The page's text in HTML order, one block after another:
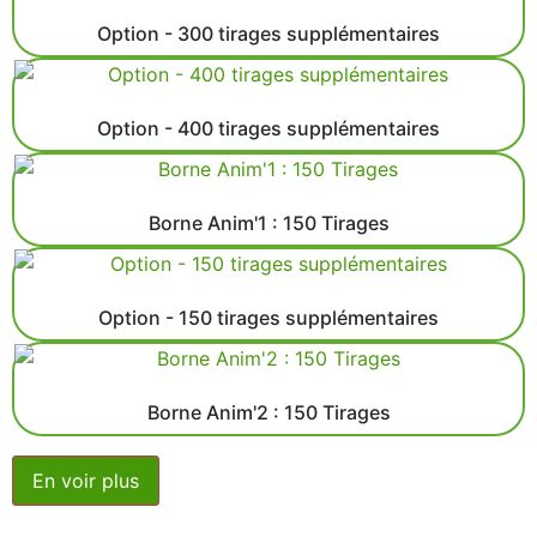
Option - 300 tirages supplémentaires
Option - 400 tirages supplémentaires
Borne Anim'1 : 150 Tirages
Option - 150 tirages supplémentaires
Borne Anim'2 : 150 Tirages
En voir plus